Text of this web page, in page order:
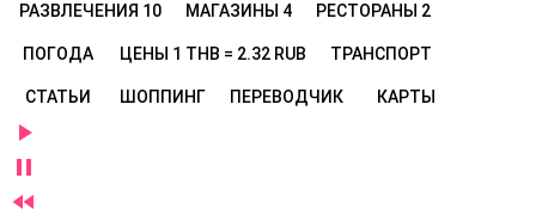
РАЗВЛЕЧЕНИЯ 10 МАГАЗИНЫ 4 РЕСТОРАНЫ 2
ПОГОДА ЦЕНЫ 1 THB = 2.32 RUB ТРАНСПОРТ
СТАТЬИ ШОППИНГ ПЕРЕВОДЧИК КАРТЫ


